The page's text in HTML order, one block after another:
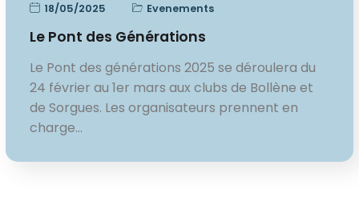
18/05/2025 Evenements
Le Pont des Générations
Le Pont des générations 2025 se déroulera du
24 février au 1er mars aux clubs de Bollène et
de Sorgues. Les organisateurs prennent en
charge…